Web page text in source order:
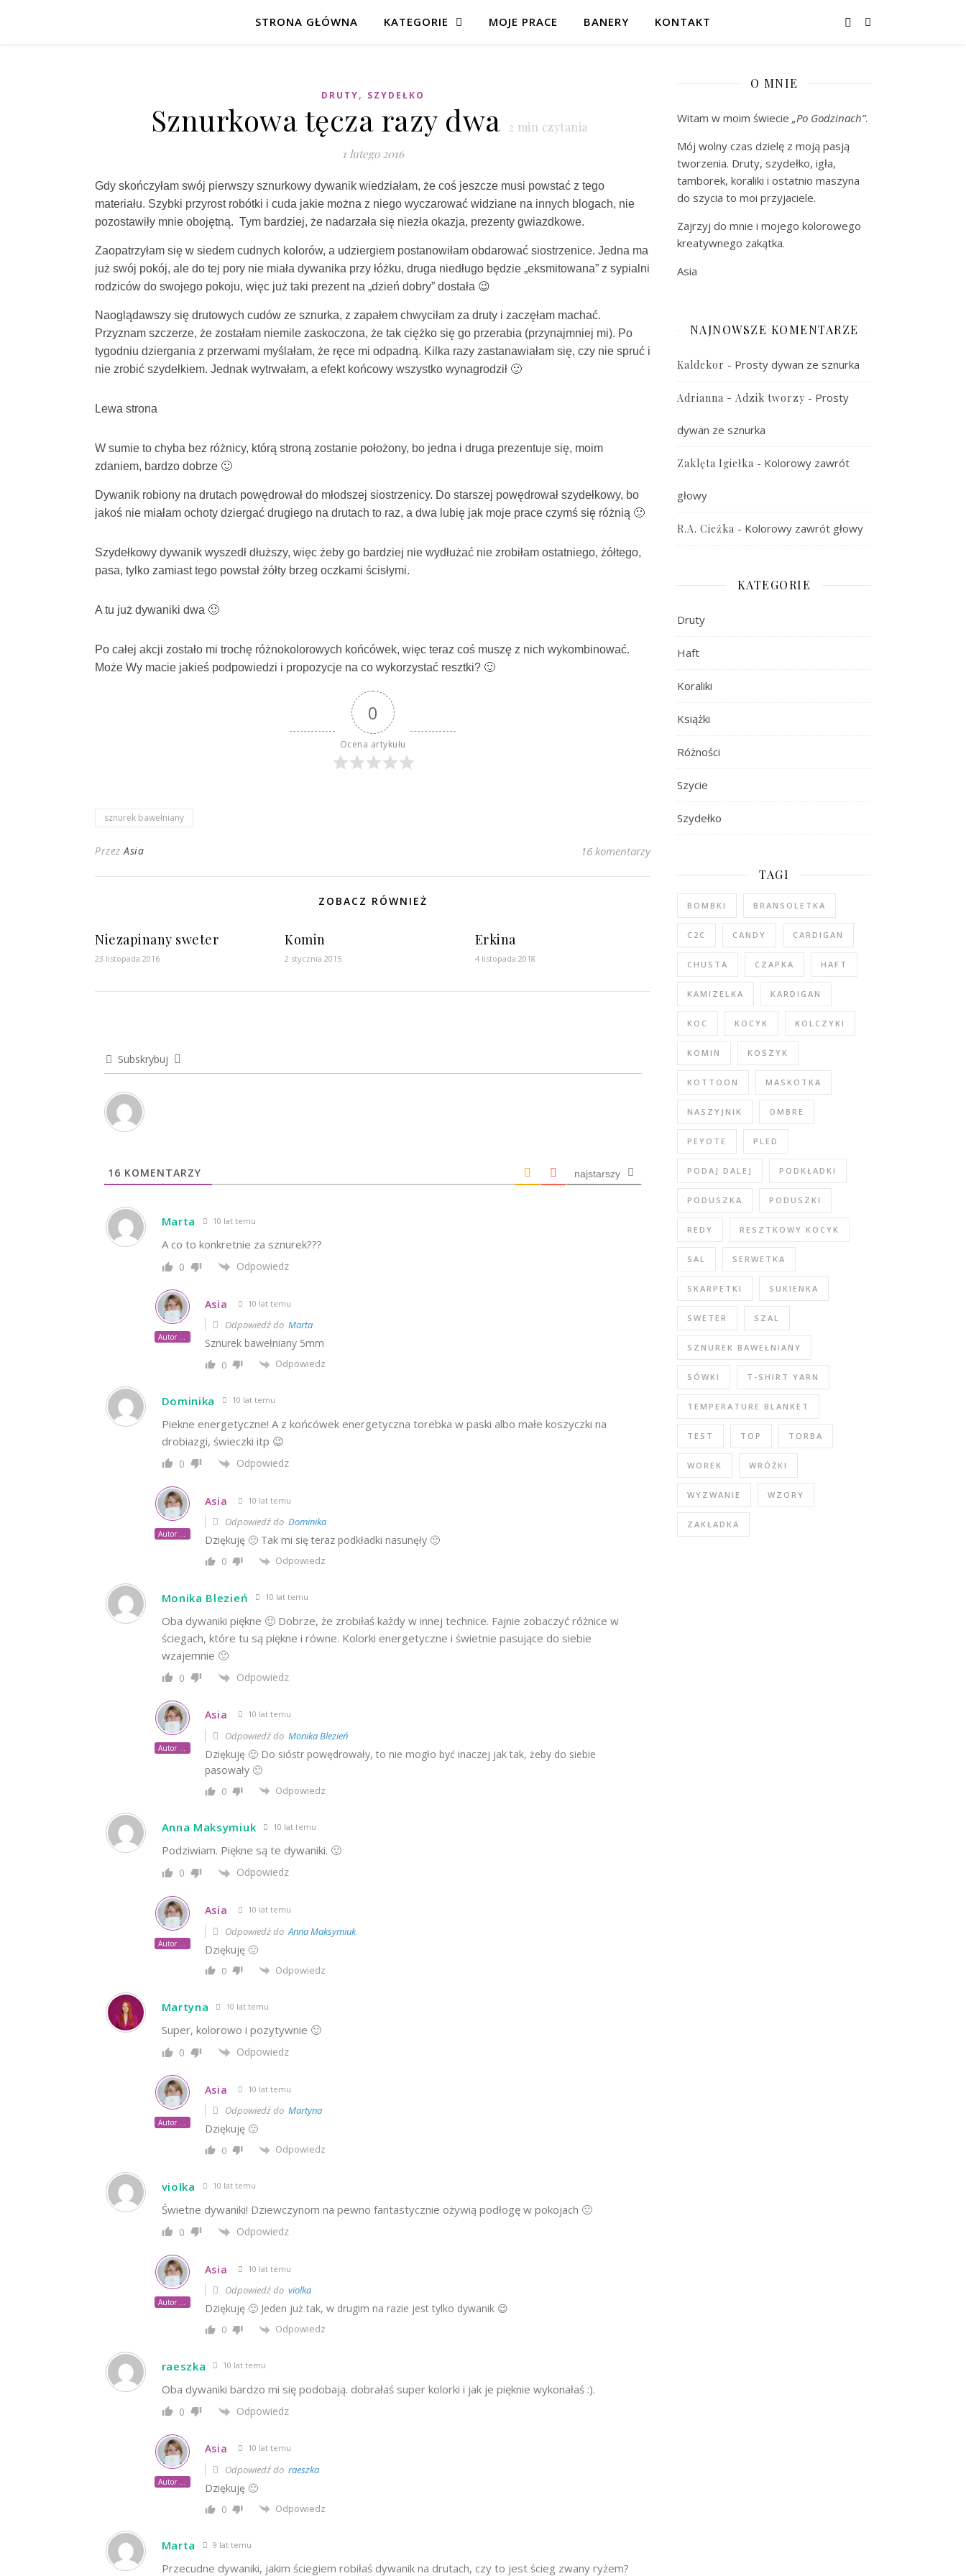
STRONA GŁÓWNA KATEGORIE MOJE PRACE BANERY KONTAKT
DRUTY, SZYDEŁKO
Sznurkowa tęcza razy dwa 2 min czytania
1 lutego 2016
Gdy skończyłam swój pierwszy sznurkowy dywanik wiedziałam, że coś jeszcze musi powstać z tego
materiału. Szybki przyrost robótki i cuda jakie można z niego wyczarować widziane na innych blogach, nie
pozostawiły mnie obojętną. Tym bardziej, że nadarzała się niezła okazja, prezenty gwiazdkowe.
Zaopatrzyłam się w siedem cudnych kolorów, a udziergiem postanowiłam obdarować siostrzenice. Jedna ma
już swój pokój, ale do tej pory nie miała dywanika przy łóżku, druga niedługo będzie „eksmitowana” z sypialni
rodziców do swojego pokoju, więc już taki prezent na „dzień dobry” dostała 😉
Naoglądawszy się drutowych cudów ze sznurka, z zapałem chwyciłam za druty i zaczęłam machać.
Przyznam szczerze, że zostałam niemile zaskoczona, że tak ciężko się go przerabia (przynajmniej mi). Po
tygodniu dziergania z przerwami myślałam, że ręce mi odpadną. Kilka razy zastanawiałam się, czy nie spruć i
nie zrobić szydełkiem. Jednak wytrwałam, a efekt końcowy wszystko wynagrodził 🙂
Lewa strona
W sumie to chyba bez różnicy, którą stroną zostanie położony, bo jedna i druga prezentuje się, moim
zdaniem, bardzo dobrze 🙂
Dywanik robiony na drutach powędrował do młodszej siostrzenicy. Do starszej powędrował szydełkowy, bo
jakoś nie miałam ochoty dziergać drugiego na drutach to raz, a dwa lubię jak moje prace czymś się różnią 🙂
Szydełkowy dywanik wyszedł dłuższy, więc żeby go bardziej nie wydłużać nie zrobiłam ostatniego, żółtego,
pasa, tylko zamiast tego powstał żółty brzeg oczkami ścisłymi.
A tu już dywaniki dwa 🙂
Po całej akcji zostało mi trochę różnokolorowych końcówek, więc teraz coś muszę z nich wykombinować.
Może Wy macie jakieś podpowiedzi i propozycje na co wykorzystać resztki? 🙂
0
Ocena artykułu
sznurek bawełniany
PrzezAsia 16 komentarzy
ZOBACZ RÓWNIEŻ
Niezapinany sweter
23 listopada 2016
Komin
2 stycznia 2015
Erkina
4 listopada 2018
Subskrybuj
16 KOMENTARZY najstarszy
Marta 10 lat temu
A co to konkretnie za sznurek???
0 Odpowiedz
Autor posta
Asia 10 lat temu
Odpowiedź do Marta
Sznurek bawełniany 5mm
0 Odpowiedz
Dominika 10 lat temu
Piekne energetyczne! A z końcówek energetyczna torebka w paski albo małe koszyczki na
drobiazgi, świeczki itp 😉
0 Odpowiedz
Autor posta
Asia 10 lat temu
Odpowiedź do Dominika
Dziękuję 🙂 Tak mi się teraz podkładki nasunęły 🙂
0 Odpowiedz
Monika Blezień 10 lat temu
Oba dywaniki piękne 🙂 Dobrze, że zrobiłaś każdy w innej technice. Fajnie zobaczyć różnice w
ściegach, które tu są piękne i równe. Kolorki energetyczne i świetnie pasujące do siebie
wzajemnie 🙂
0 Odpowiedz
Asia 10 lat temu
Odpowiedź do Monika Blezień
Dziękuję 🙂 Do sióstr powędrowały, to nie mogło być inaczej jak tak, żeby do siebie
pasowały 🙂
0 Odpowiedz
Anna Maksymiuk 10 lat temu
Podziwiam. Piękne są te dywaniki. 🙂
0 Odpowiedz
Asia 10 lat temu
Odpowiedź do Anna Maksymiuk
Dziękuję 🙂
0 Odpowiedz
Martyna 10 lat temu
Super, kolorowo i pozytywnie 🙂
0 Odpowiedz
Autor posta
Asia 10 lat temu
Odpowiedź do Martyna
Dziękuję 🙂
0 Odpowiedz
violka 10 lat temu
Świetne dywaniki! Dziewczynom na pewno fantastycznie ożywią podłogę w pokojach 🙂
0 Odpowiedz
Autor posta
Asia 10 lat temu
Odpowiedź do violka
Dziękuję 🙂 Jeden już tak, w drugim na razie jest tylko dywanik 😉
0 Odpowiedz
raeszka 10 lat temu
Oba dywaniki bardzo mi się podobają. dobrałaś super kolorki i jak je pięknie wykonałaś :).
0 Odpowiedz
Autor posta
Asia 10 lat temu
Odpowiedź do raeszka
Dziękuję 🙂
0 Odpowiedz
Marta 9 lat temu
Przecudne dywaniki, jakim ściegiem robiłaś dywanik na drutach, czy to jest ścieg zwany ryżem?
O MNIE
Witam w moim świecie „Po Godzinach”.
Mój wolny czas dzielę z moją pasją
tworzenia. Druty, szydełko, igła,
tamborek, koraliki i ostatnio maszyna
do szycia to moi przyjaciele.
Zajrzyj do mnie i mojego kolorowego
kreatywnego zakątka.
Asia
NAJNOWSZE KOMENTARZE
Kaldekor - Prosty dywan ze sznurka
Adrianna - Adzik tworzy - Prosty
dywan ze sznurka
Zaklęta Igiełka - Kolorowy zawrót
głowy
R.A. Cieżka - Kolorowy zawrót głowy
KATEGORIE
Druty
Haft
Koraliki
Książki
Różności
Szycie
Szydełko
TAGI
BOMBKI BRANSOLETKA
C2C CANDY CARDIGAN
CHUSTA CZAPKA HAFT
KAMIZELKA KARDIGAN
KOC KOCYK KOLCZYKI
KOMIN KOSZYK
KOTTOON MASKOTKA
NASZYJNIK OMBRE
PEYOTE PLED
PODAJ DALEJ PODKŁADKI
PODUSZKA PODUSZKI
REDY RESZTKOWY KOCYK
SAL SERWETKA
SKARPETKI SUKIENKA
SWETER SZAL
SZNUREK BAWEŁNIANY
SÓWKI T-SHIRT YARN
TEMPERATURE BLANKET
TEST TOP TORBA
WOREK WRÓŻKI
WYZWANIE WZORY
ZAKŁADKA